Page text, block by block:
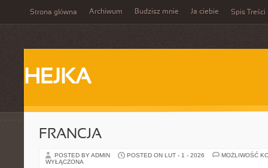
Strona główna Archiwum Budzisz mnie Ja ciebie Spis Treści
HEJKA
FRANCJA
POSTED BY ADMIN POSTED ON LUT - 1 - 2026
MOŻLIWOŚĆ
WYŁĄCZONA